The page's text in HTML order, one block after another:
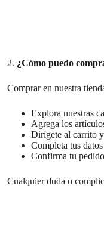
2. ¿Cómo puedo
Comprar en nuestra
Explora nuestras
Agrega los
Dirígete al carrito
Completa tus
Confirma tu
Cualquier duda o